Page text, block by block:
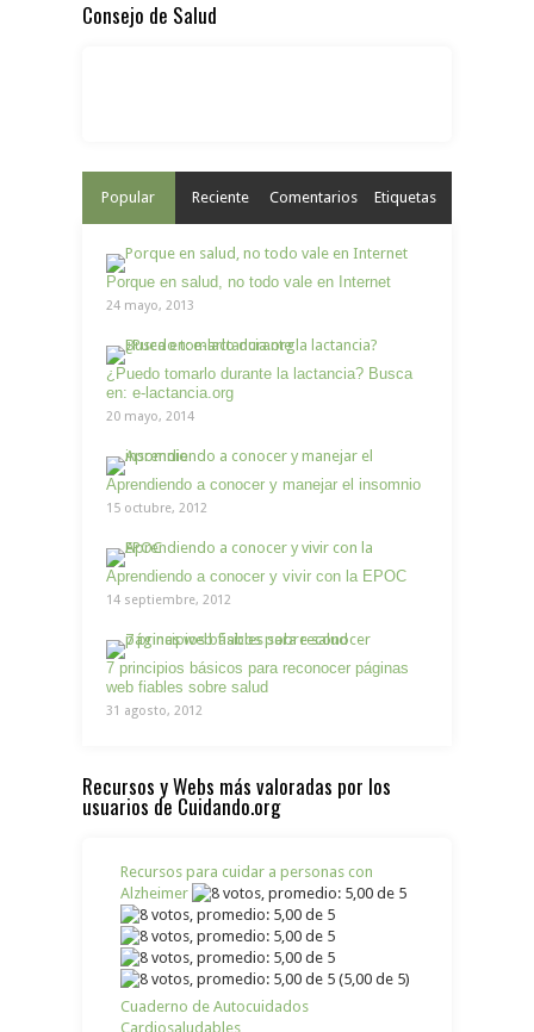
Consejo de Salud
Popular Reciente Comentarios Etiquetas
Porque en salud, no todo vale en Internet
24 mayo, 2013
¿Puedo tomarlo durante la lactancia? Busca
en: e-lactancia.org
20 mayo, 2014
Aprendiendo a conocer y manejar el insomnio
15 octubre, 2012
Aprendiendo a conocer y vivir con la EPOC
14 septiembre, 2012
7 principios básicos para reconocer páginas
web fiables sobre salud
31 agosto, 2012
Recursos y Webs más valoradas por los
usuarios de Cuidando.org
Recursos para cuidar a personas con
Alzheimer
(5,00 de 5)
Cuaderno de Autocuidados
Cardiosaludables